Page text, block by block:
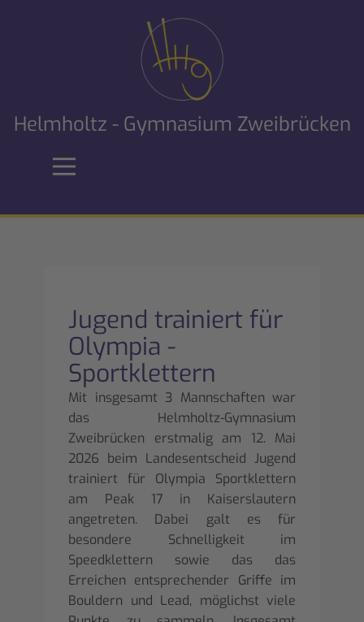
Helmholtz - Gymnasium Zweibrücken
Jugend trainiert für
Olympia -
Sportklettern
Mit insgesamt 3 Mannschaften war
das Helmholtz-Gymnasium
Zweibrücken erstmalig am 12. Mai
2026 beim Landesentscheid Jugend
trainiert für Olympia Sportklettern
am Peak 17 in Kaiserslautern
angetreten. Dabei galt es für
besondere Schnelligkeit im
Speedklettern sowie das das
Erreichen entsprechender Griffe im
Bouldern und Lead, möglichst viele